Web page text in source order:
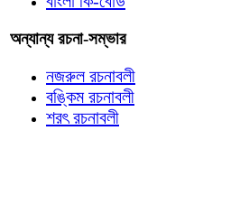
অন্যান্য রচনা-সম্ভার
নজরুল রচনাবলী
বঙ্কিম রচনাবলী
শরৎ রচনাবলী